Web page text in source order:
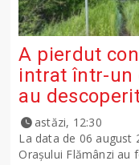
A pierdut
intrat într-un
au
astăzi, 12:30
La data de 06 august
Orașului Flămânzi au